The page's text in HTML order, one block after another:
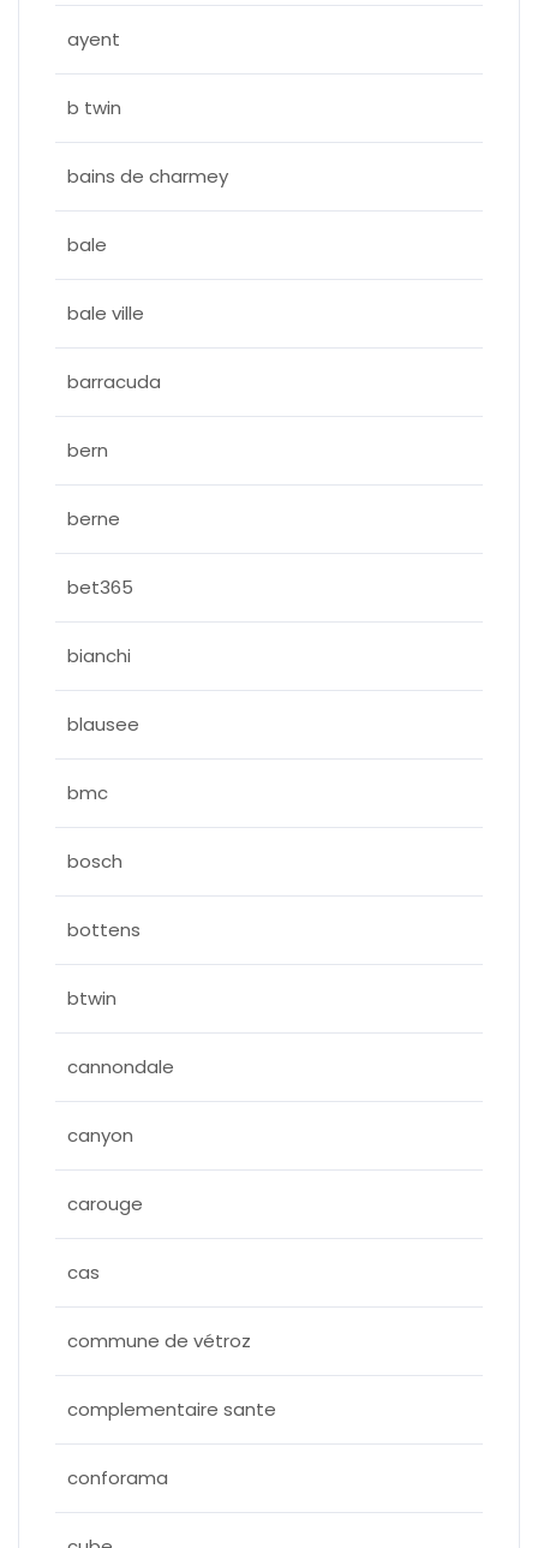
ayent
b twin
bains de charmey
bale
bale ville
barracuda
bern
berne
bet365
bianchi
blausee
bmc
bosch
bottens
btwin
cannondale
canyon
carouge
cas
commune de vétroz
complementaire sante
conforama